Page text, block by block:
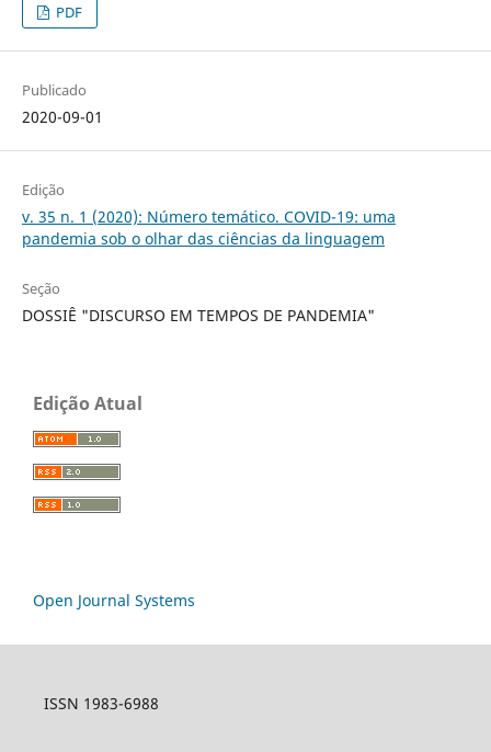
PDF
Publicado
2020-09-01
Edição
v. 35 n. 1 (2020): Número temático. COVID-19: uma
pandemia sob o olhar das ciências da linguagem
Seção
DOSSIÊ "DISCURSO EM TEMPOS DE PANDEMIA"
Edição Atual
Open Journal Systems
ISSN 1983-6988